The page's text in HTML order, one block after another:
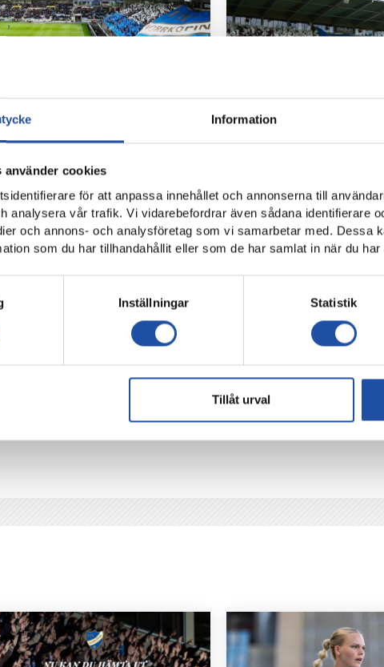
Information
använder cookies
för att anpassa innehållet och annonserna till
analysera vår trafik. Vi vidarebefordrar även sådana identifierare
och annons- och analysföretag som vi samarbetar med. Dessa
som du har tillhandahållit eller som de har samlat in när du
Inställningar Statistik
Tillåt urval